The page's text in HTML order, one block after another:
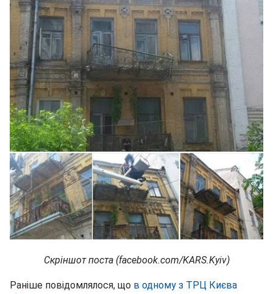
Скріншот поста (facebook.com/KARS.Kyiv)
Раніше повідомлялося, що в одному з ТРЦ Києва